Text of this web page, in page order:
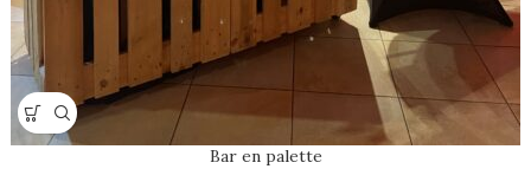
Bar en palette